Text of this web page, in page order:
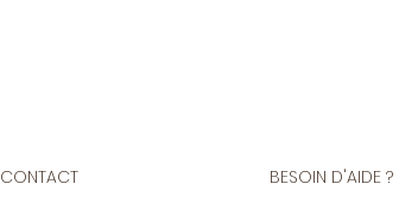
CONTACT BESOIN D'AIDE ?